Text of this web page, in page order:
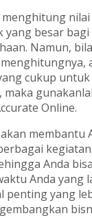
yang besar
Namun,
cukup untuk
Online.
membantu
Anda bisa
Anda yang
penting yang